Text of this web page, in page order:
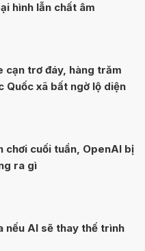
hình lẫn chất âm
cạn trơ đáy, hàng trăm
Quốc xã bất ngờ lộ diện
chơi cuối tuần, OpenAI bị
ra gì
nếu AI sẽ thay thế trình